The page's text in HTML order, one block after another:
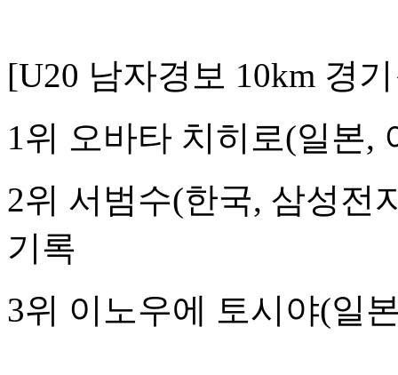
[U20 남자경보 10km 경
1위 오바타 치히로(일
2위 서범수(한국, 삼
기록
3위 이노우에 토시야(일